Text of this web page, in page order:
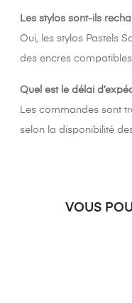
Les stylos sont-ils
Oui, les stylos Pastels
des encres
Quel est le délai
Les commandes sont
selon la disponibilité
VOUS